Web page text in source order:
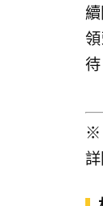
待
※